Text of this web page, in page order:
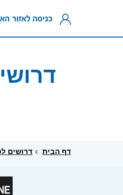
כניסה לאזור האישי
דף הבית דרושים